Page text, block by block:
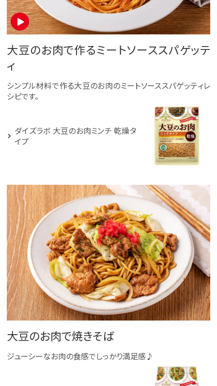
大豆のお肉で作るミートソーススパゲッテ
ィ
シンプル材料で作る大豆のお肉のミートソーススパゲッティレ
シピです。
ダイズラボ 大豆のお肉ミンチ 乾燥タ
イプ
大豆のお肉で焼きそば
ジューシーなお肉の食感でしっかり満足感♪